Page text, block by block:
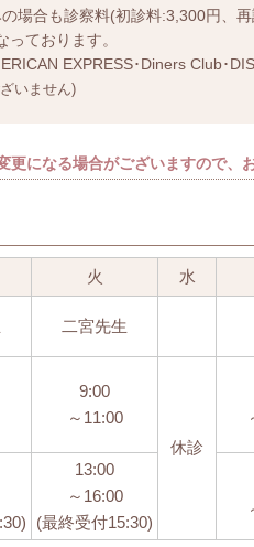
場合も診察料(初診料:3,300円、
ております。
EXPRESS･Diners Club･
いません)
になる場合がございますので、
火 水
二宮先生
9:00
～11:00
休診
13:00
～16:00
(最終受付15:30)